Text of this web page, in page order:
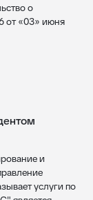
о
от «03» июня
и
услуги по